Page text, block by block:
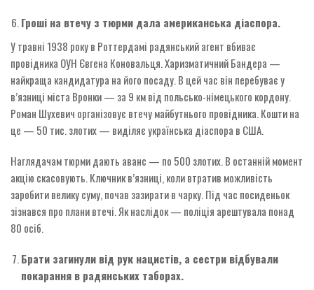
Гроші на втечу з тюрми дала американська діаспора.
У травні 1938 року в Роттердамі радянський агент вбиває
провідника ОУН Євгена Коновальця. Харизматичний Бандера —
найкраща кандидатура на його посаду. В цей час він перебуває у
в’язниці міста Вронки — за 9 км від польсько-німецького кордону.
Роман Шухевич організовує втечу майбутнього провідника. Кошти на
це — 50 тис. злотих — виділяє українська діаспора в США.
Наглядачам тюрми дають аванс — по 500 злотих. В останній момент
акцію скасовують. Ключник в’язниці, коли втратив можливість
заробити велику суму, почав зазирати в чарку. Під час посиденьок
зізнався про плани втечі. Як наслідок — поліція арештувала понад
80 осіб.
Брати загинули від рук нацистів, а сестри відбували
покарання в радянських таборах.